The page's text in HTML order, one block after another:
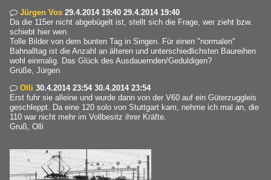
 Jürgen Vos 29.4.2014 19:40 29.4.2014 19:40
Da die 115er nicht abgebügelt ist, stellt sich die Frage, wer zieht bzw.
schiebt hier wen.
Tolle Bilder von dem bunten Tag in Singen. Für einen "normalen"
Bahnalltag ist die Anzahl an älteren und unterschiedlichsten Baureihen
wohl einmalig. Das Glück des Ausdauernden/Geduldigen?
Grüße, Jürgen
 Olli 30.4.2014 23:54 30.4.2014 23:54
Erst fuhr sie alleine und wurde dann von der V60 auf ein Güterzuggleis
geschleppt. Da eine 120 solo von Stuttgart kam, nehme ich mal an, die
110 war nicht mehr im Vollbesitz ihrer Kräfte.
Gruß, Olli